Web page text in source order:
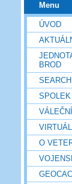
Menu
ÚVOD
BROD
O